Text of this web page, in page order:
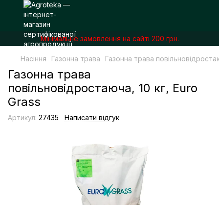
Мінімальне замовлення на сайті 200 грн.
Насіння Газонна трава Газонна трава
Газонна трава
повільновідростаюча, 10 кг, Euro
Grass
Артикул: 27435 Написати відгук